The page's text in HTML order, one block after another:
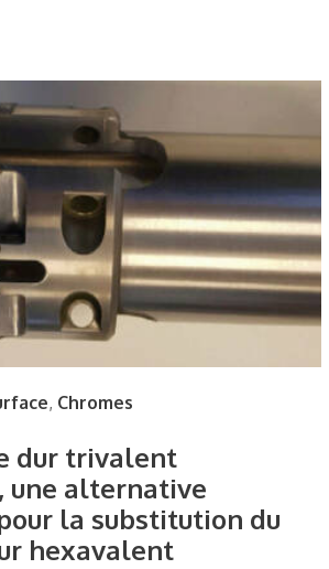
, Chromes
dur trivalent
une alternative
la substitution du
hexavalent